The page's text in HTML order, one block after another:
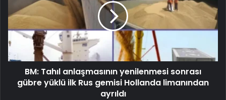
BM: Tahıl anlaşmasının yenilenmesi sonrası
gübre yüklü ilk Rus gemisi Hollanda limanından
ayrıldı